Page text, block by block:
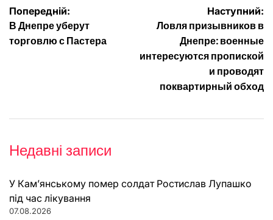
Навігація
записів
Попередній:
В Днепре уберут
торговлю с Пастера
Наступний:
Ловля призывников в
Днепре: военные
интересуются пропиской
и проводят
поквартирный обход
Недавні записи
У Кам’янському помер солдат Ростислав Лупашко
під час лікування
07.08.2026